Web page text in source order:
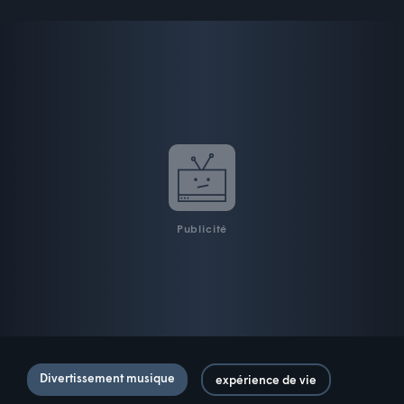
Publicité
Divertissement musique expérience de vie